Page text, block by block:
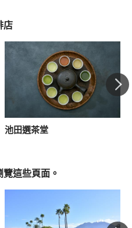
店
池田選茶堂
這些頁面。